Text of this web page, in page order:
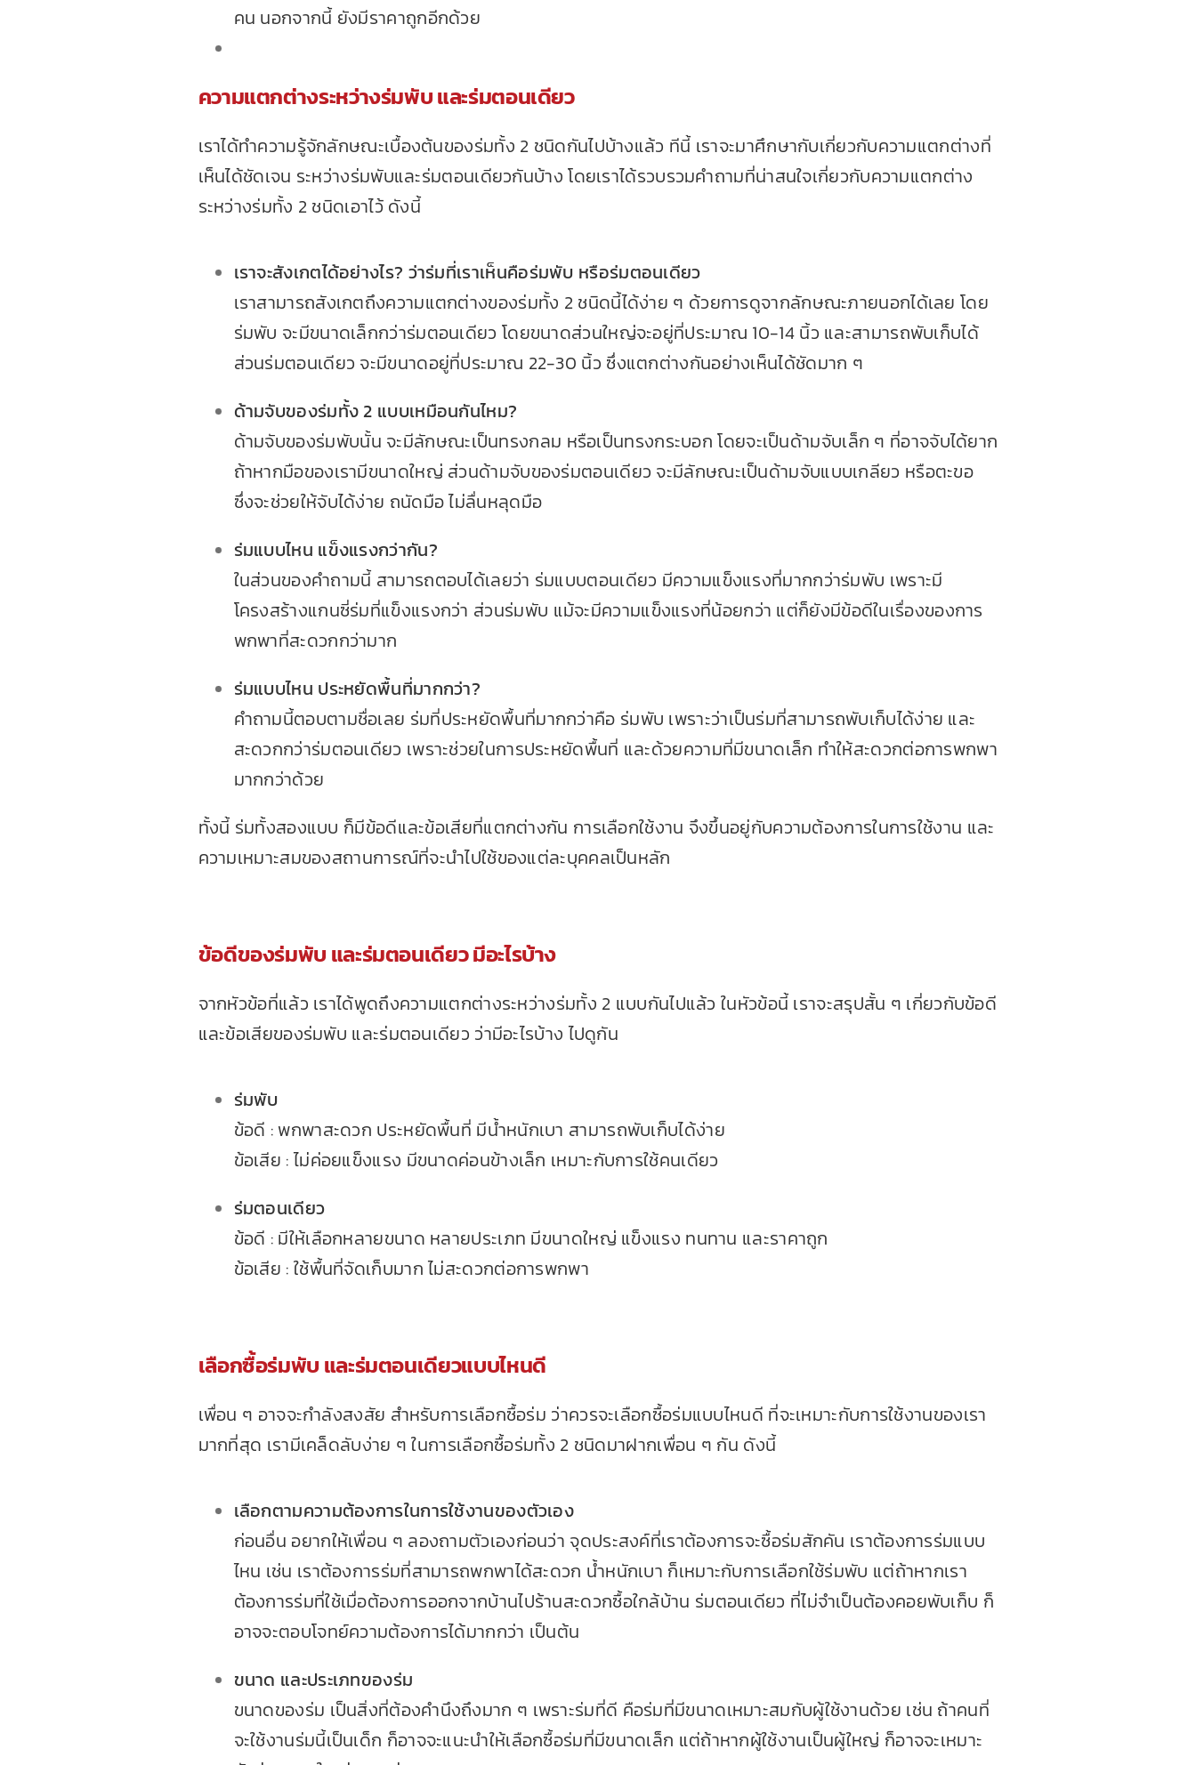
คน นอกจากนี้ ยังมีราคาถูกอีกด้วย
ความแตกต่างระหว่างร่มพับ และร่มตอนเดียว
เราได้ทำความรู้จักลักษณะเบื้องต้นของร่มทั้ง 2 ชนิดกันไปบ้างแล้ว ทีนี้ เราจะมาศึกษากับเกี่ยวกับความแตกต่างที่
เห็นได้ชัดเจน ระหว่างร่มพับและร่มตอนเดียวกันบ้าง โดยเราได้รวบรวมคำถามที่น่าสนใจเกี่ยวกับความแตกต่าง
ระหว่างร่มทั้ง 2 ชนิดเอาไว้ ดังนี้
เราจะสังเกตได้อย่างไร? ว่าร่มที่เราเห็นคือร่มพับ หรือร่มตอนเดียว
เราสามารถสังเกตถึงความแตกต่างของร่มทั้ง 2 ชนิดนี้ได้ง่าย ๆ ด้วยการดูจากลักษณะภายนอกได้เลย โดย
ร่มพับ จะมีขนาดเล็กกว่าร่มตอนเดียว โดยขนาดส่วนใหญ่จะอยู่ที่ประมาณ 10-14 นิ้ว และสามารถพับเก็บได้
ส่วนร่มตอนเดียว จะมีขนาดอยู่ที่ประมาณ 22-30 นิ้ว ซึ่งแตกต่างกันอย่างเห็นได้ชัดมาก ๆ
ด้ามจับของร่มทั้ง 2 แบบเหมือนกันไหม?
ด้ามจับของร่มพับนั้น จะมีลักษณะเป็นทรงกลม หรือเป็นทรงกระบอก โดยจะเป็นด้ามจับเล็ก ๆ ที่อาจจับได้ยาก
ถ้าหากมือของเรามีขนาดใหญ่ ส่วนด้ามจับของร่มตอนเดียว จะมีลักษณะเป็นด้ามจับแบบเกลียว หรือตะขอ
ซึ่งจะช่วยให้จับได้ง่าย ถนัดมือ ไม่ลื่นหลุดมือ
ร่มแบบไหน แข็งแรงกว่ากัน?
ในส่วนของคำถามนี้ สามารถตอบได้เลยว่า ร่มแบบตอนเดียว มีความแข็งแรงที่มากกว่าร่มพับ เพราะมี
โครงสร้างแกนซี่ร่มที่แข็งแรงกว่า ส่วนร่มพับ แม้จะมีความแข็งแรงที่น้อยกว่า แต่ก็ยังมีข้อดีในเรื่องของการ
พกพาที่สะดวกกว่ามาก
ร่มแบบไหน ประหยัดพื้นที่มากกว่า?
คำถามนี้ตอบตามชื่อเลย ร่มที่ประหยัดพื้นที่มากกว่าคือ ร่มพับ เพราะว่าเป็นร่มที่สามารถพับเก็บได้ง่าย และ
สะดวกกว่าร่มตอนเดียว เพราะช่วยในการประหยัดพื้นที่ และด้วยความที่มีขนาดเล็ก ทำให้สะดวกต่อการพกพา
มากกว่าด้วย
ทั้งนี้ ร่มทั้งสองแบบ ก็มีข้อดีและข้อเสียที่แตกต่างกัน การเลือกใช้งาน จึงขึ้นอยู่กับความต้องการในการใช้งาน และ
ความเหมาะสมของสถานการณ์ที่จะนำไปใช้ของแต่ละบุคคลเป็นหลัก
ข้อดีของร่มพับ และร่มตอนเดียว มีอะไรบ้าง
จากหัวข้อที่แล้ว เราได้พูดถึงความแตกต่างระหว่างร่มทั้ง 2 แบบกันไปแล้ว ในหัวข้อนี้ เราจะสรุปสั้น ๆ เกี่ยวกับข้อดี
และข้อเสียของร่มพับ และร่มตอนเดียว ว่ามีอะไรบ้าง ไปดูกัน
ร่มพับ
ข้อดี : พกพาสะดวก ประหยัดพื้นที่ มีน้ำหนักเบา สามารถพับเก็บได้ง่าย
ข้อเสีย : ไม่ค่อยแข็งแรง มีขนาดค่อนข้างเล็ก เหมาะกับการใช้คนเดียว
ร่มตอนเดียว
ข้อดี : มีให้เลือกหลายขนาด หลายประเภท มีขนาดใหญ่ แข็งแรง ทนทาน และราคาถูก
ข้อเสีย : ใช้พื้นที่จัดเก็บมาก ไม่สะดวกต่อการพกพา
เลือกซื้อร่มพับ และร่มตอนเดียวแบบไหนดี
เพื่อน ๆ อาจจะกำลังสงสัย สำหรับการเลือกซื้อร่ม ว่าควรจะเลือกซื้อร่มแบบไหนดี ที่จะเหมาะกับการใช้งานของเรา
มากที่สุด เรามีเคล็ดลับง่าย ๆ ในการเลือกซื้อร่มทั้ง 2 ชนิดมาฝากเพื่อน ๆ กัน ดังนี้
เลือกตามความต้องการในการใช้งานของตัวเอง
ก่อนอื่น อยากให้เพื่อน ๆ ลองถามตัวเองก่อนว่า จุดประสงค์ที่เราต้องการจะซื้อร่มสักคัน เราต้องการร่มแบบ
ไหน เช่น เราต้องการร่มที่สามารถพกพาได้สะดวก น้ำหนักเบา ก็เหมาะกับการเลือกใช้ร่มพับ แต่ถ้าหากเรา
ต้องการร่มที่ใช้เมื่อต้องการออกจากบ้านไปร้านสะดวกซื้อใกล้บ้าน ร่มตอนเดียว ที่ไม่จำเป็นต้องคอยพับเก็บ ก็
อาจจะตอบโจทย์ความต้องการได้มากกว่า เป็นต้น
ขนาด และประเภทของร่ม
ขนาดของร่ม เป็นสิ่งที่ต้องคำนึงถึงมาก ๆ เพราะร่มที่ดี คือร่มที่มีขนาดเหมาะสมกับผู้ใช้งานด้วย เช่น ถ้าคนที่
จะใช้งานร่มนี้เป็นเด็ก ก็อาจจะแนะนำให้เลือกซื้อร่มที่มีขนาดเล็ก แต่ถ้าหากผู้ใช้งานเป็นผู้ใหญ่ ก็อาจจะเหมาะ